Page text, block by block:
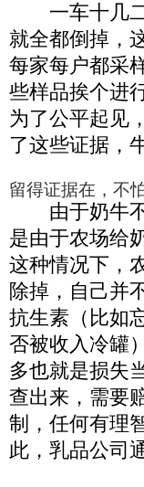
一车十几二
就全都倒掉，
每家每户都采
些样品挨个进
为了公平起见
了这些证据，
留得证据在，不
由于奶牛不
是由于农场给
这种情况下，
除掉，自己并
抗生素（比如
否被收入冷罐
多也就是损失
查出来，需要
制，任何有理
此，乳品公司